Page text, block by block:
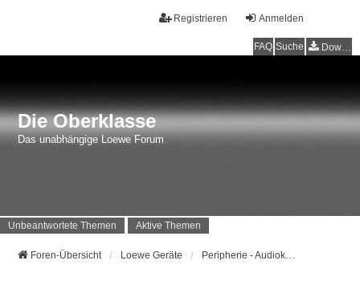
Anmelden
Registrieren
FAQ Suche Downloads
Die Oberklasse
Das unabhängige Loewe Forum
Unbeantwortete Themen Aktive Themen
Foren-Übersicht Loewe Geräte Peripherie - Audiokomponenten, BluTech, Viewvision und Co.